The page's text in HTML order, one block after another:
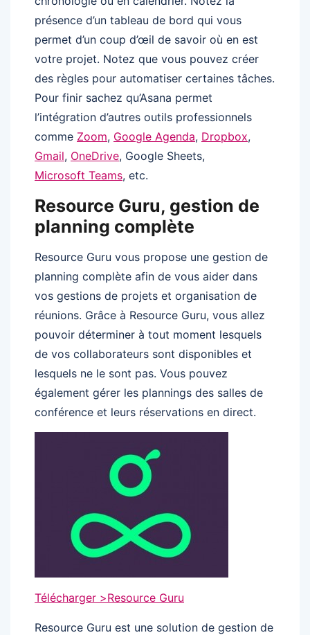
présence d’un tableau de bord qui vous
permet d’un coup d’œil de savoir où en est
votre projet. Notez que vous pouvez créer
des règles pour automatiser certaines tâches.
Pour finir sachez qu’Asana permet
l’intégration d’autres outils professionnels
comme Zoom, Google Agenda, Dropbox,
Gmail, OneDrive, Google Sheets,
Microsoft Teams, etc.
Resource Guru, gestion de
planning complète
Resource Guru vous propose une gestion de
planning complète afin de vous aider dans
vos gestions de projets et organisation de
réunions. Grâce à Resource Guru, vous allez
pouvoir déterminer à tout moment lesquels
de vos collaborateurs sont disponibles et
lesquels ne le sont pas. Vous pouvez
également gérer les plannings des salles de
conférence et leurs réservations en direct.
Télécharger >Resource Guru
Resource Guru est une solution de gestion de